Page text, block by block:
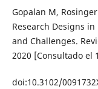
Gopalan M,
Research Designs
and Challenges.
2020 [Consultado el
doi:10.3102/